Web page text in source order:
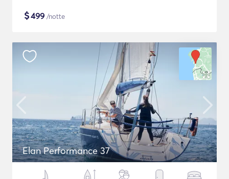
$499 /notte
Elan Performance 37